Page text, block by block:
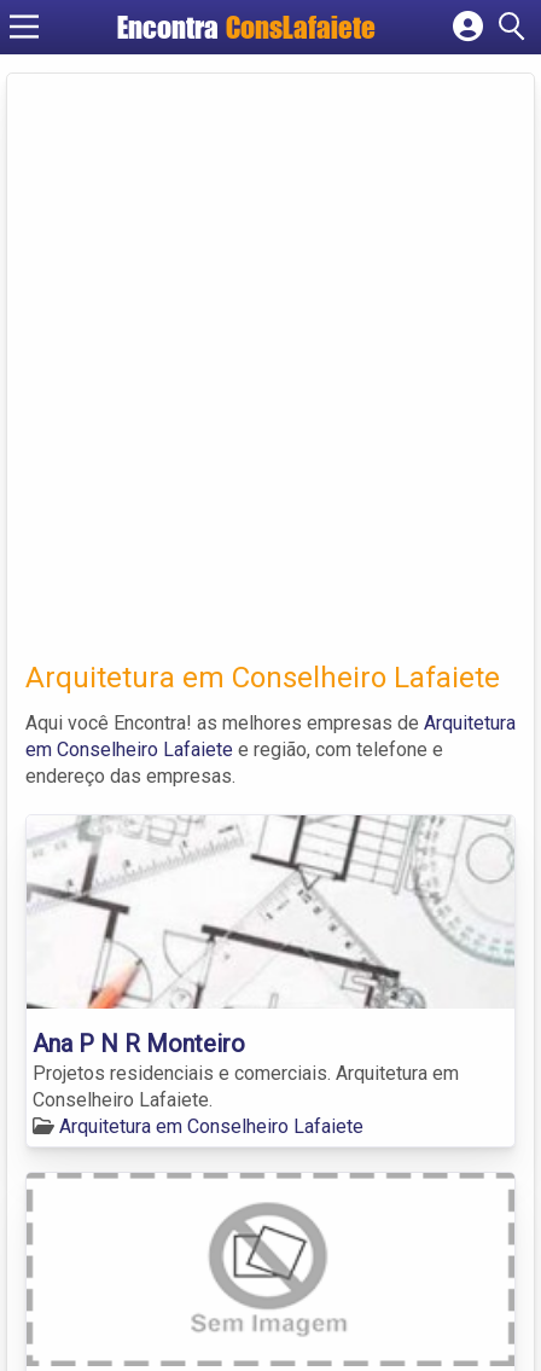
Encontra ConsLafaiete
Cadastrar empresa
Arquitetura em Conselheiro Lafaiete
Aqui você Encontra! as melhores empresas de Arquitetura
em Conselheiro Lafaiete e região, com telefone e
endereço das empresas.
Ana P N R Monteiro
Projetos residenciais e comerciais. Arquitetura em
Conselheiro Lafaiete.
Arquitetura em Conselheiro Lafaiete